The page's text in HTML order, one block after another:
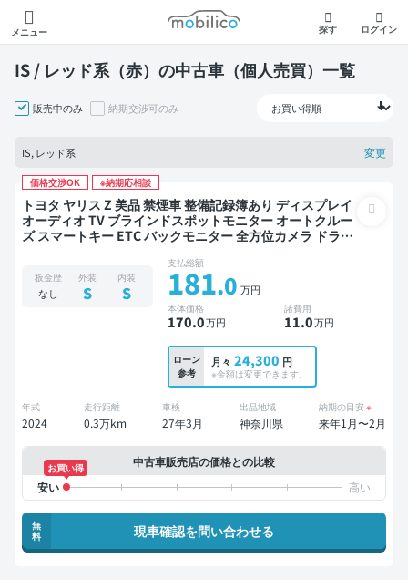
メニュー
モビリコ
探す ログイン
IS / レッド系（赤）の中古車（個人売買）一覧
販売中のみ 納期交渉可のみ
IS, レッド系 変更
価格交渉OK ※納期応相談
トヨタ ヤリス Z 美品 禁煙車 整備記録簿あり ディスプレイ
オーディオ TV ブラインドスポットモニター オートクルー
ズ スマートキー ETC バックモニター 全方位カメラ ドライ
板金歴
なし
外装
S
内装
S
支払総額
181.0 万円
本体価格
170.0万円
諸費用
11.0万円
ローン
参考
月々 24,300 円
※金額は変更できます。
年式
2024
走行距離
0.3万km
車検
27年3月
出品地域
神奈川県
納期の目安 ※
来年1月〜2月
中古車販売店の価格との比較
お買い得
無
料
現車確認を問い合わせる